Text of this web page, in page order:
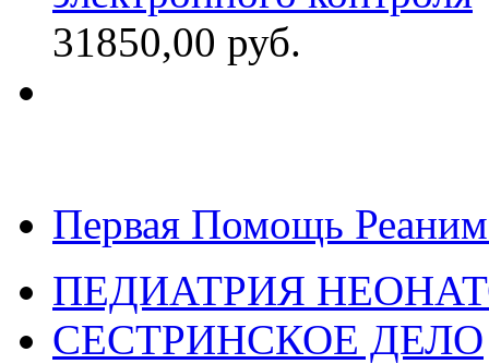
31850,00 руб.
Первая Помощь
ПЕДИАТРИЯ
СЕСТРИНСКОЕ ДЕЛО